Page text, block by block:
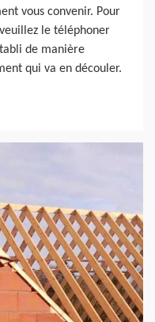
vous convenir. Pour
le téléphoner
de manière
qui va en découler.